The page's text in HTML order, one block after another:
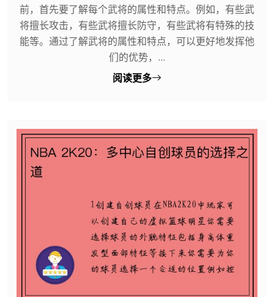
前，首先要了解每个武将的属性和特点。例如，有些武
将擅长攻击，有些武将擅长防守，有些武将有特殊的技
能等。通过了解武将的属性和特点，可以更好地发挥他
们的优势，...
阅读更多